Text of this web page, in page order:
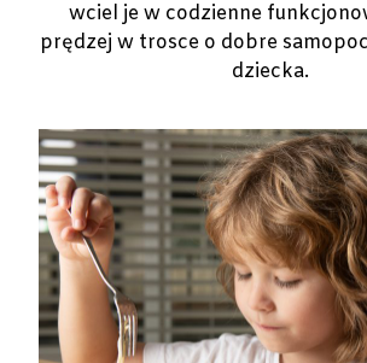
wciel je w codzienne
prędzej w trosce o dobre
dziecka.